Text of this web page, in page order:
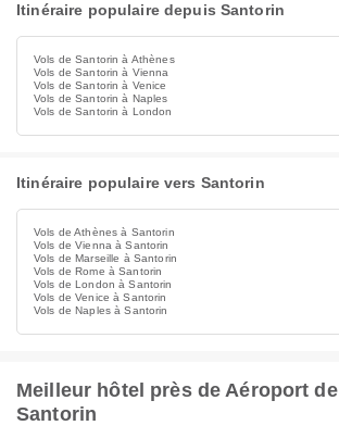
Itinéraire populaire depuis Santorin
Vols de Santorin à Athènes
Vols de Santorin à Vienna
Vols de Santorin à Venice
Vols de Santorin à Naples
Vols de Santorin à London
Itinéraire populaire vers Santorin
Vols de Athènes à Santorin
Vols de Vienna à Santorin
Vols de Marseille à Santorin
Vols de Rome à Santorin
Vols de London à Santorin
Vols de Venice à Santorin
Vols de Naples à Santorin
Meilleur hôtel près de Aéroport de
Santorin